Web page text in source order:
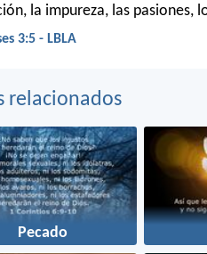
la impureza, las pasiones,
3:5 - LBLA
relacionados
Pecado